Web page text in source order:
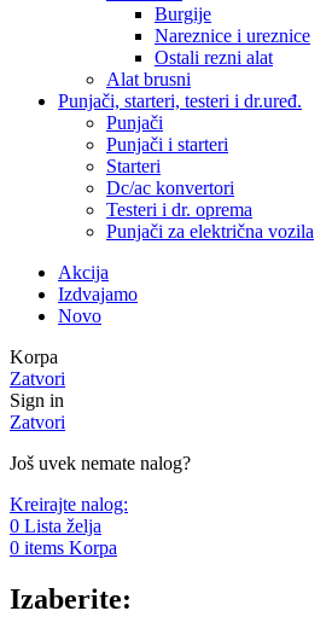
Burgije
Nareznice i ureznice
Ostali rezni alat
Alat brusni
Punjači, starteri, testeri i dr.uređ.
Punjači
Punjači i starteri
Starteri
Dc/ac konvertori
Testeri i dr. oprema
Punjači za električna vozila
Akcija
Izdvajamo
Novo
Korpa
Zatvori
Sign in
Zatvori
Još uvek nemate nalog?
Kreirajte nalog:
0 Lista želja
0 items Korpa
Izaberite: